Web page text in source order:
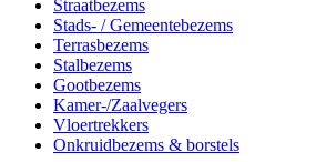
Straatbezems
Stads- / Gemeentebezems
Terrasbezems
Stalbezems
Gootbezems
Kamer-/Zaalvegers
Vloertrekkers
Onkruidbezems & borstels